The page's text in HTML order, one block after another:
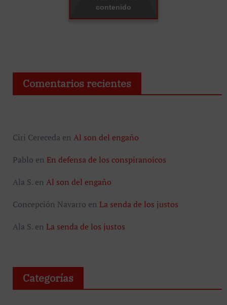
contenido
Comentarios recientes
Ciri Cereceda en Al son del engaño
Pablo en En defensa de los conspiranoicos
Ala S.en Al son del engaño
Concepción Navarro en La senda de los justos
Ala S.en La senda de los justos
Categorías